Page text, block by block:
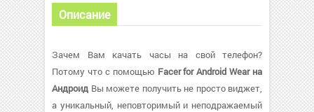
Описание
Зачем Вам качать часы на свой телефон?
Потому что с помощью Facer for Android Wear на
Андроид Вы можете получить не просто виджет,
а уникальный, неповторимый и неподражаемый